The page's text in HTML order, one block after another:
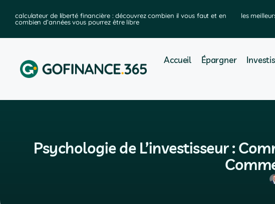
calculateur de liberté financière : découvrez combien il vous faut et en
combien d’années vous pourrez être libre
les
Accueil Épargner
Psychologie de L’investisseur :